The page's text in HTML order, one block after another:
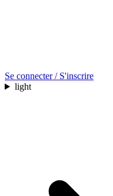
Se connecter / S'inscrire
light